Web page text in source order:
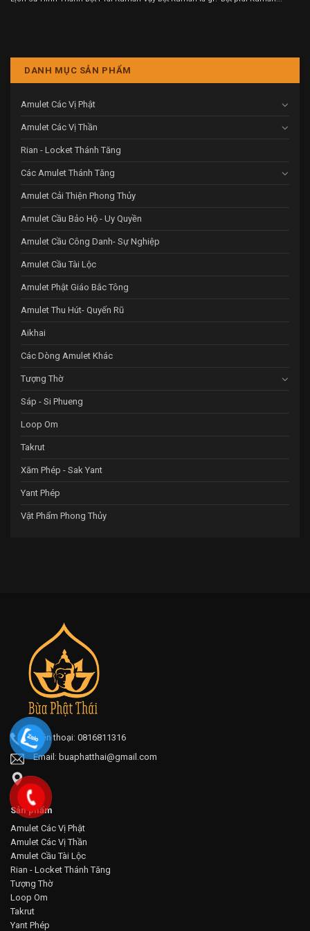
DANH MỤC SẢN PHẨM
Amulet Các Vị Phật
Amulet Các Vị Thần
Rian - Locket Thánh Tăng
Các Amulet Thánh Tăng
Amulet Cải Thiện Phong Thủy
Amulet Cầu Bảo Hộ - Uy Quyền
Amulet Cầu Công Danh- Sự Nghiệp
Amulet Cầu Tài Lộc
Amulet Phật Giáo Bắc Tông
Amulet Thu Hút- Quyến Rũ
Aikhai
Các Dòng Amulet Khác
Tượng Thờ
Sáp - Si Phueng
Loop Om
Takrut
Xăm Phép - Sak Yant
Yant Phép
Vật Phẩm Phong Thủy
Điện thoại: 0816811316
Email: buaphatthai@gmail.com
Sản phẩm
Amulet Các Vị Phật
Amulet Các Vị Thần
Amulet Cầu Tài Lộc
Rian - Locket Thánh Tăng
Tượng Thờ
Loop Om
Takrut
Yant Phép